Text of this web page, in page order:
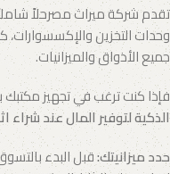
تقدم شركة ميراث مصرحلاً
وحدات التخزين
جميع الأذواق والميزانيات.
فإذا كنت ترغب في تجهيز
الذكية لتوفير المال عند شراء
حدد ميزانيتك:قبل البدء